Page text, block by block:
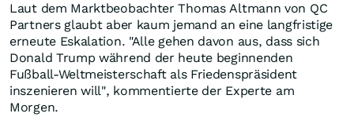
Laut dem Marktbeobachter Thomas Altmann von QC
Partners glaubt aber kaum jemand an eine langfristige
erneute Eskalation. "Alle gehen davon aus, dass sich
Donald Trump während der heute beginnenden
Fußball-Weltmeisterschaft als Friedenspräsident
inszenieren will", kommentierte der Experte am
Morgen.